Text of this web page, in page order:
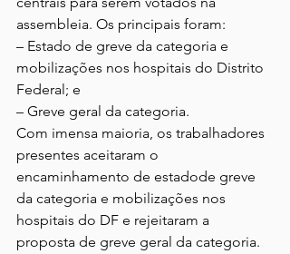
assembleia. Os principais foram:
– Estado de greve da categoria e
mobilizações nos hospitais do Distrito
Federal; e
– Greve geral da categoria.
Com imensa maioria, os trabalhadores
presentes aceitaram o
encaminhamento de estadode greve
da categoria e mobilizações nos
hospitais do DF e rejeitaram a
proposta de greve geral da categoria.